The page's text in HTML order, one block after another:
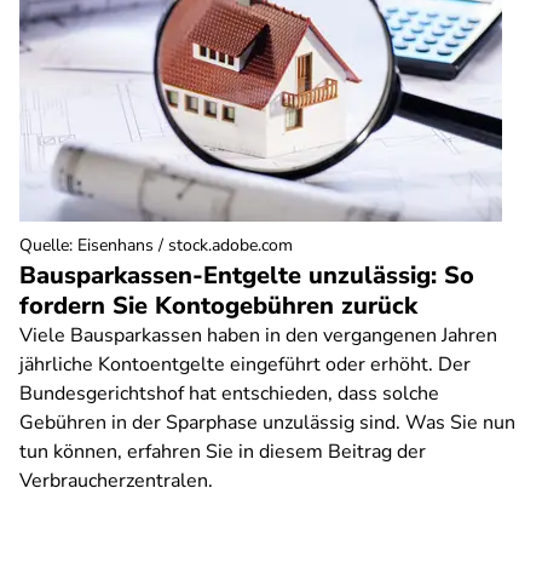
Bausparkassen-Entgelte unzulässig: So
fordern Sie Kontogebühren zurück
Viele Bausparkassen haben in den vergangenen Jahren
jährliche Kontoentgelte eingeführt oder erhöht. Der
Bundesgerichtshof hat entschieden, dass solche
Gebühren in der Sparphase unzulässig sind. Was Sie nun
tun können, erfahren Sie in diesem Beitrag der
Verbraucherzentralen.
Quelle: Eisenhans / stock.adobe.com